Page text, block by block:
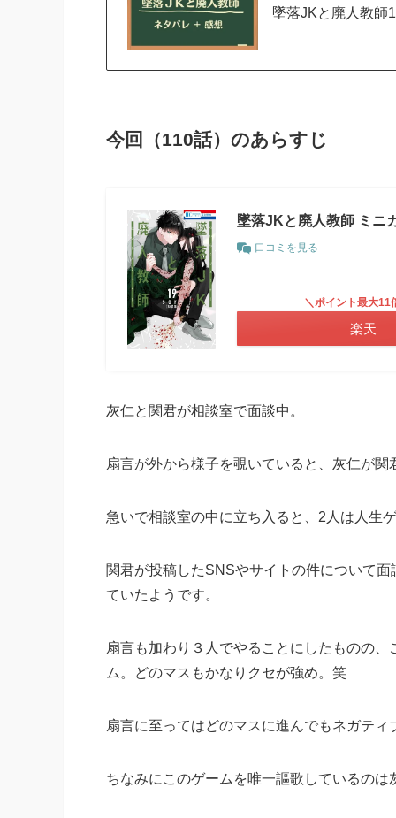
墜落JKと廃人教師
今回（110話）のあらすじ
墜落JKと廃人教師 ミニ
口コミを見る
＼ポイント最大11
楽天
灰仁と関君が相談室で面談中。
扇言が外から様子を覗いていると、灰仁が
急いで相談室の中に立ち入ると、2人は人生
関君が投稿したSNSやサイトの件について
ていたようです。
扇言も加わり３人でやることにしたものの
ム。どのマスもかなりクセが強め。笑
扇言に至ってはどのマスに進んでもネガテ
ちなみにこのゲームを唯一謳歌しているのは